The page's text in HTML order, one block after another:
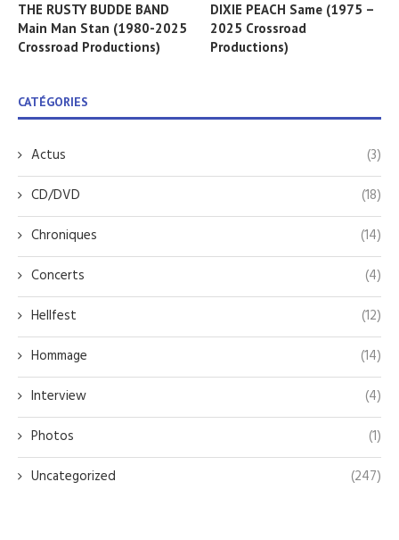
THE RUSTY BUDDE BAND
Main Man Stan (1980-2025
Crossroad Productions)
DIXIE PEACH Same (1975 –
2025 Crossroad
Productions)
CATÉGORIES
Actus
(3)
CD/DVD
(18)
Chroniques
(14)
Concerts
(4)
Hellfest
(12)
Hommage
(14)
Interview
(4)
Photos
(1)
Uncategorized
(247)